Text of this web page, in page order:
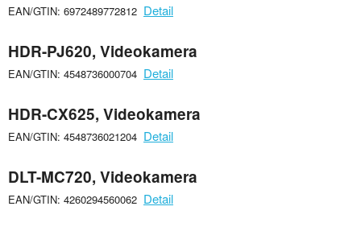
EAN/GTIN: 6972489772812 Detail
HDR-PJ620, Videokamera
EAN/GTIN: 4548736000704 Detail
HDR-CX625, Videokamera
EAN/GTIN: 4548736021204 Detail
DLT-MC720, Videokamera
EAN/GTIN: 4260294560062 Detail